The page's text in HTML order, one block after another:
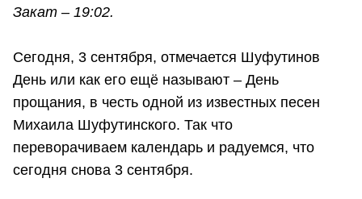
Закат – 19:02.
Сегодня, 3 сентября, отмечается Шуфутинов
День или как его ещё называют – День
прощания, в честь одной из известных песен
Михаила Шуфутинского. Так что
переворачиваем календарь и радуемся, что
сегодня снова 3 сентября.